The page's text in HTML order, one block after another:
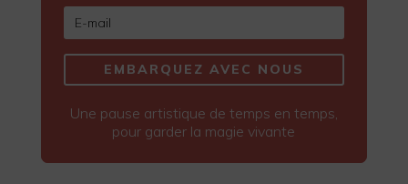
EMBARQUEZ AVEC NOUS
Une pause artistique de temps en temps,
pour garder la magie vivante